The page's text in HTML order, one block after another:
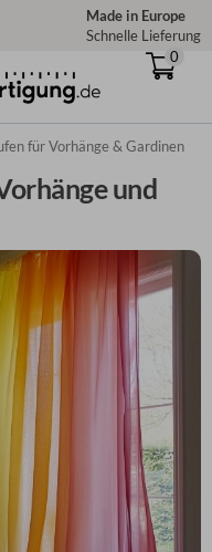
Made in Europe
Schnelle Lieferung
0
für Vorhänge & Gardinen
und